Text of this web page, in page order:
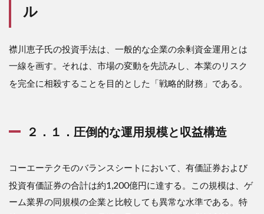
3
歴：
の英
才教
の起
３．
１．
ル
襟川恵子氏の投資手法は、一般的な企業の余剰資金運用とは
一線を画す。それは、市場の変動を先読みし、本業のリスク
を完全に相殺することを目的とした「戦略的財務」である 。
２．１．圧倒的な運用規模と収益構造
コーエーテクモのバランスシートにおいて、有価証券および
投資有価証券の合計は約1,200億円に達する 。この規模は、ゲ
ーム業界の同規模の企業と比較しても異常な水準である。特